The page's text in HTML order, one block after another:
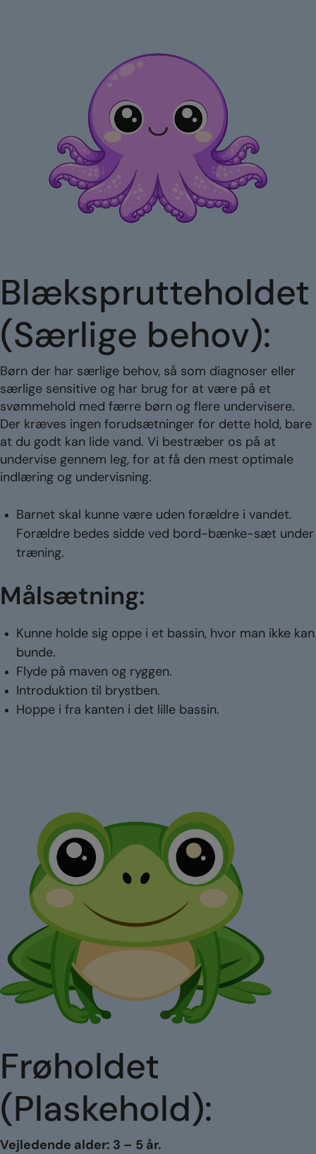
Blæksprutteholdet
(Særlige behov):
Børn der har særlige behov, så som diagnoser eller
særlige sensitive og har brug for at være på et
svømmehold med færre børn og flere undervisere.
Der kræves ingen forudsætninger for dette hold, bare
at du godt kan lide vand. Vi bestræber os på at
undervise gennem leg, for at få den mest optimale
indlæring og undervisning.
Barnet skal kunne være uden forældre i vandet.
Forældre bedes sidde ved bord-bænke-sæt under
træning.
Målsætning:
Kunne holde sig oppe i et bassin, hvor man ikke kan
bunde.
Flyde på maven og ryggen.
Introduktion til brystben.
Hoppe i fra kanten i det lille bassin.
Frøholdet
(Plaskehold):
Vejledende alder: 3 – 5 år.